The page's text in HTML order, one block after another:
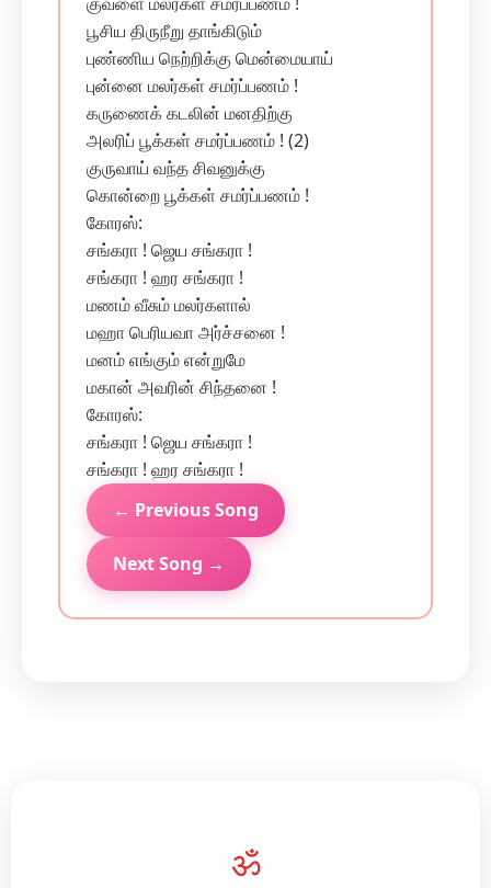
பூசிய திருநீறு தாங்கிடும்
புண்ணிய நெற்றிக்கு மென்மையாய்
புன்னை மலர்கள் சமர்ப்பணம் !
கருணைக் கடலின் மனதிற்கு
அலரிப் பூக்கள் சமர்ப்பணம் ! (2)
குருவாய் வந்த சிவனுக்கு
கொன்றை பூக்கள் சமர்ப்பணம் !
கோரஸ்:
சங்கரா ! ஜெய சங்கரா !
சங்கரா ! ஹர சங்கரா !
மணம் வீசும் மலர்களால்
மஹா பெரியவா அர்ச்சனை !
மனம் எங்கும் என்றுமே
மகான் அவரின் சிந்தனை !
கோரஸ்:
சங்கரா ! ஜெய சங்கரா !
சங்கரா ! ஹர சங்கரா !
← Previous Song
Next Song →
ॐ